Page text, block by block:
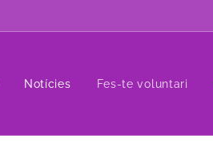
Notícies Fes-te voluntari